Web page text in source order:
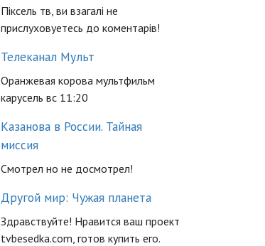
Піксель тв, ви взагалі не
прислуховуетесь до коментарів!
Телеканал Мульт
Оранжевая корова мультфильм
карусель вс 11:20
Казанова в России. Тайная
миссия
Смотрел но не досмотрел!
Другой мир: Чужая планета
Здравствуйте! Нравится ваш проект
tvbesedka.com, готов купить его.